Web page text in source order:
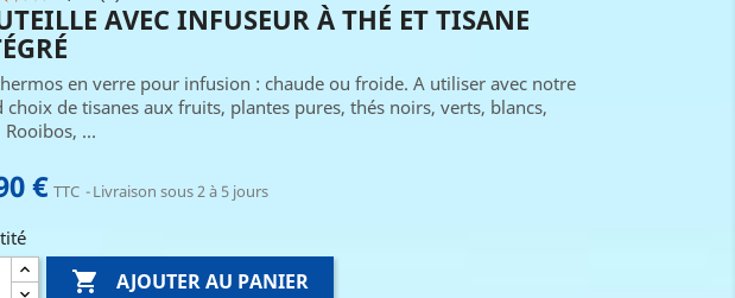
AVEC INFUSEUR À THÉ ET TISANE
en verre pour infusion : chaude ou froide. A utiliser avec notre
choix de tisanes aux fruits, plantes pures, thés noirs, verts, blancs,
Rooibos, ...
€ TTC Livraison sous 2 à 5 jours
 AJOUTER AU PANIER